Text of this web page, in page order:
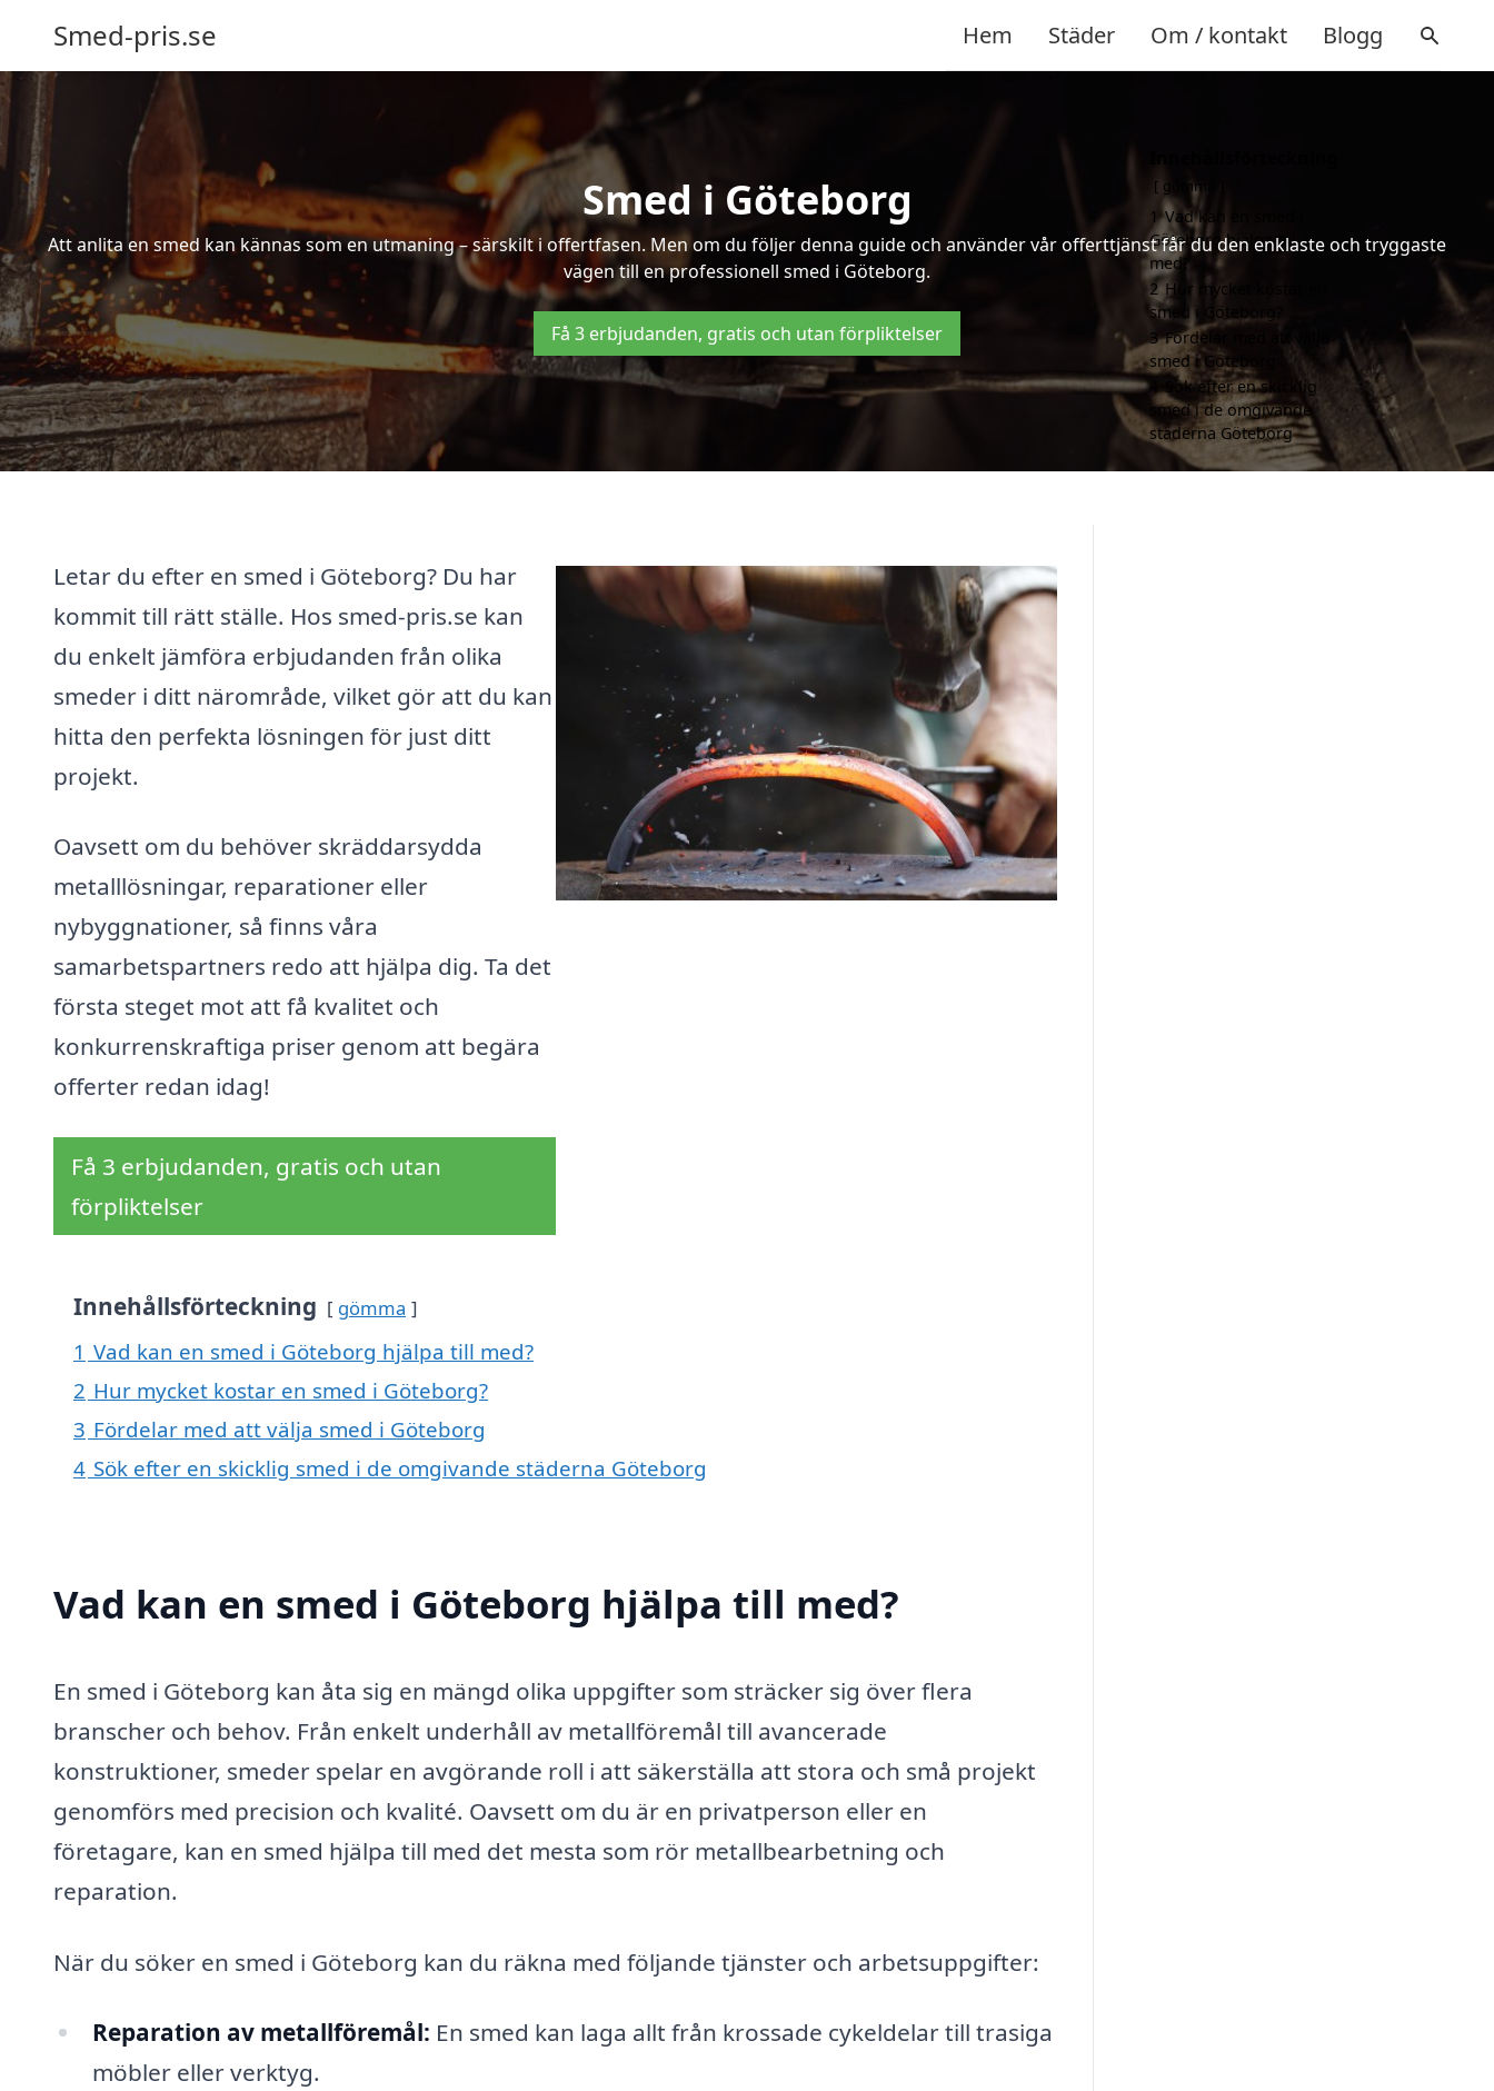
Smed-pris.se Hem Städer Om / kontakt Blogg
Smed i Göteborg
Att anlita en smed kan kännas som en utmaning – särskilt i offertfasen. Men om du följer denna guide och använder vår offerttjänst får du den enklaste och tryggaste
vägen till en professionell smed i Göteborg.
Få 3 erbjudanden, gratis och utan förpliktelser
Letar du efter en smed i Göteborg? Du har
kommit till rätt ställe. Hos smed-pris.se kan
du enkelt jämföra erbjudanden från olika
smeder i ditt närområde, vilket gör att du kan
hitta den perfekta lösningen för just ditt
projekt.
Oavsett om du behöver skräddarsydda
metalllösningar, reparationer eller
nybyggnationer, så finns våra
samarbetspartners redo att hjälpa dig. Ta det
första steget mot att få kvalitet och
konkurrenskraftiga priser genom att begära
offerter redan idag!
Få 3 erbjudanden, gratis och utan
förpliktelser
Innehållsförteckning gömma
1 Vad kan en smed i Göteborg hjälpa till med?
2 Hur mycket kostar en smed i Göteborg?
3 Fördelar med att välja smed i Göteborg
4 Sök efter en skicklig smed i de omgivande städerna Göteborg
Vad kan en smed i Göteborg hjälpa till med?
En smed i Göteborg kan åta sig en mängd olika uppgifter som sträcker sig över flera
branscher och behov. Från enkelt underhåll av metallföremål till avancerade
konstruktioner, smeder spelar en avgörande roll i att säkerställa att stora och små projekt
genomförs med precision och kvalité. Oavsett om du är en privatperson eller en
företagare, kan en smed hjälpa till med det mesta som rör metallbearbetning och
reparation.
När du söker en smed i Göteborg kan du räkna med följande tjänster och arbetsuppgifter:
Reparation av metallföremål: En smed kan laga allt från krossade cykeldelar till trasiga
möbler eller verktyg.
gömma
1 Vad kan en smed i
Göteborg hjälpa till
med?
2 Hur mycket kostar en
smed i Göteborg?
3 Fördelar med att välja
smed i Göteborg
Sök efter en skicklig
smed i de omgivande
städerna Göteborg